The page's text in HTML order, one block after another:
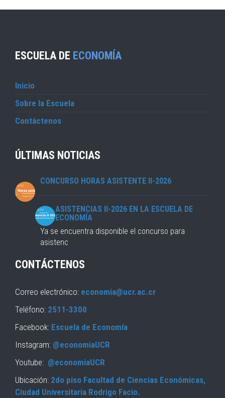
ESCUELA DE ECONOMÍA
Inicio
Sobre la Escuela
Contáctenos
ÚLTIMAS NOTICIAS
CONCURSO HORAS ASISTENTE II-2026
ASISTENCIAS II-2026 EN LA ESCUELA DE
ECONOMÍA
Ya se encuentra disponible el concurso para
asistenc
CONTÁCTENOS
Correo electrónico: economia@ucr.ac.cr
Teléfono: 2511-3300
Facebook: Escuela de Economía
Instagram: @economiaUCR
Youtube: @economiaUCR
Ubicación: 2do piso Facultad de Ciencias Económicas,
Ciudad Universitaria Rodrigo Facio.